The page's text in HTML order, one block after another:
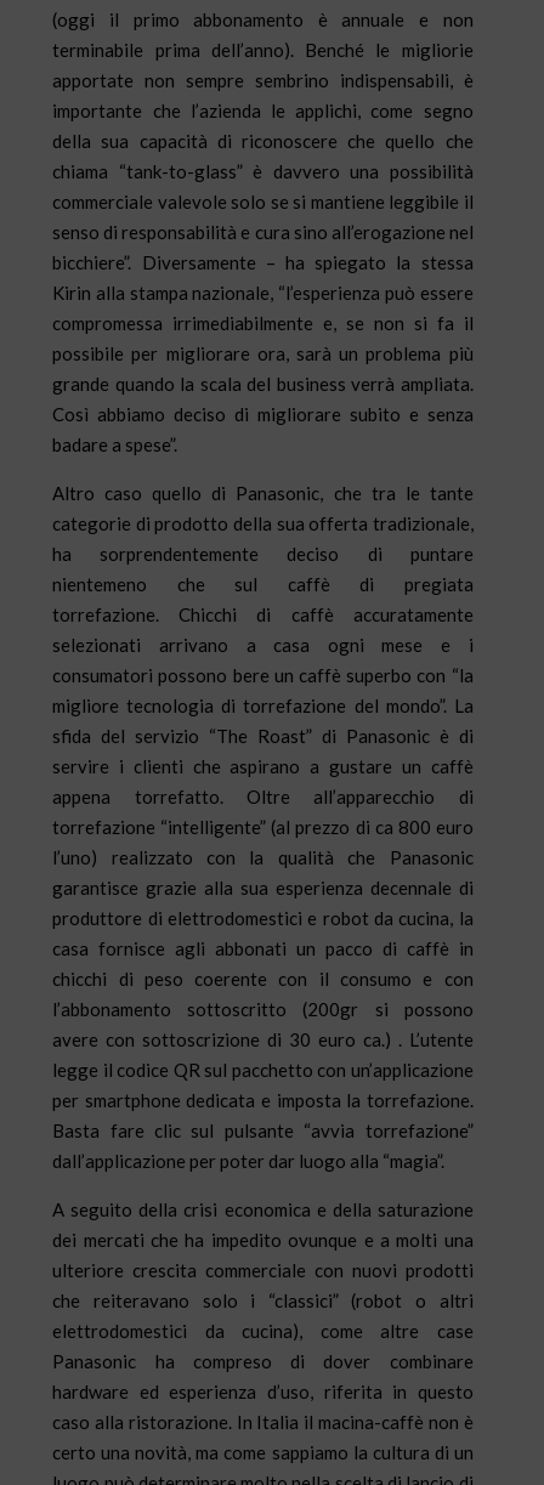
(oggi il primo abbonamento è annuale e non
terminabile prima dell’anno). Benché le migliorie
apportate non sempre sembrino indispensabili, è
importante che l’azienda le applichi, come segno
della sua capacità di riconoscere che quello che
chiama “tank-to-glass” è davvero una possibilità
commerciale valevole solo se si mantiene leggibile il
senso di responsabilità e cura sino all’erogazione nel
bicchiere”. Diversamente – ha spiegato la stessa
Kirin alla stampa nazionale, “l’esperienza può essere
compromessa irrimediabilmente e, se non si fa il
possibile per migliorare ora, sarà un problema più
grande quando la scala del business verrà ampliata.
Così abbiamo deciso di migliorare subito e senza
badare a spese”.
Altro caso quello di Panasonic, che tra le tante
categorie di prodotto della sua offerta tradizionale,
ha sorprendentemente deciso di puntare
nientemeno che sul caffè di pregiata
torrefazione. Chicchi di caffè accuratamente
selezionati arrivano a casa ogni mese e i
consumatori possono bere un caffè superbo con “la
migliore tecnologia di torrefazione del mondo”. La
sfida del servizio “The Roast” di Panasonic è di
servire i clienti che aspirano a gustare un caffè
appena torrefatto. Oltre all’apparecchio di
torrefazione “intelligente” (al prezzo di ca 800 euro
l’uno) realizzato con la qualità che Panasonic
garantisce grazie alla sua esperienza decennale di
produttore di elettrodomestici e robot da cucina, la
casa fornisce agli abbonati un pacco di caffè in
chicchi di peso coerente con il consumo e con
l’abbonamento sottoscritto (200gr si possono
avere con sottoscrizione di 30 euro ca.) . L’utente
legge il codice QR sul pacchetto con un’applicazione
per smartphone dedicata e imposta la torrefazione.
Basta fare clic sul pulsante “avvia torrefazione”
dall’applicazione per poter dar luogo alla “magia”.
A seguito della crisi economica e della saturazione
dei mercati che ha impedito ovunque e a molti una
ulteriore crescita commerciale con nuovi prodotti
che reiteravano solo i “classici” (robot o altri
elettrodomestici da cucina), come altre case
Panasonic ha compreso di dover combinare
hardware ed esperienza d’uso, riferita in questo
caso alla ristorazione. In Italia il macina-caffè non è
certo una novità, ma come sappiamo la cultura di un